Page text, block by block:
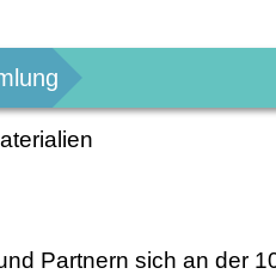
Partnern sich an der